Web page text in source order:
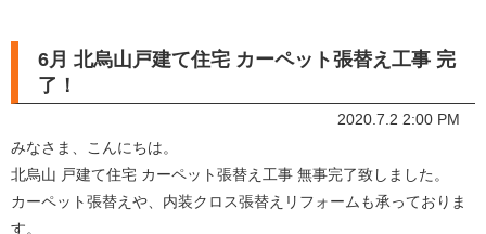
6月 北烏山戸建て住宅 カーペット張替え工事 完
了！
2020.7.2 2:00 PM
みなさま、こんにちは。
北烏山 戸建て住宅 カーペット張替え工事 無事完了致しました。
カーペット張替えや、内装クロス張替えリフォームも承っておりま
す。